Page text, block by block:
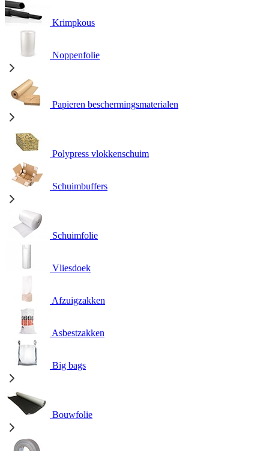
Krimpkous
Noppenfolie
Papieren beschermingsmaterialen
Polypress vlokkenschuim
Schuimbuffers
Schuimfolie
Vliesdoek
Afzuigzakken
Asbestzakken
Big bags
Bouwfolie